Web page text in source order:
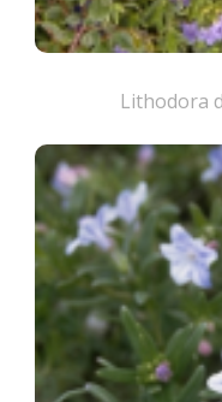
Lithodora